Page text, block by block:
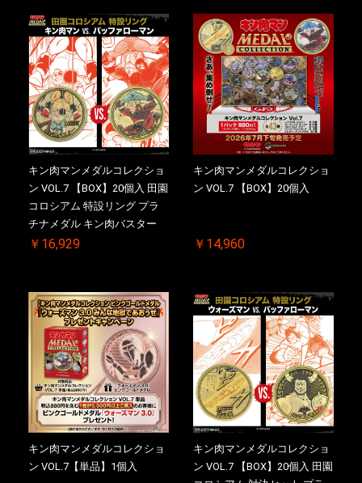
一斉出荷予定
斉出荷予定
キン肉マンメダルコレクショ
ン VOL.7 【BOX】20個入 田園
コロシアム 特設リング プラ
チナメダル キン肉バスター
VS. キン肉バスターやぶり 初
メダル(非売品)付
￥16,929
キン肉マンメダルコレクショ
ン VOL.7 【BOX】20個入
￥14,960
キン肉マンメダルコレクショ
ン VOL.7【単品】1個入
キン肉マンメダルコレクショ
ン VOL.7 【BOX】20個入 田園